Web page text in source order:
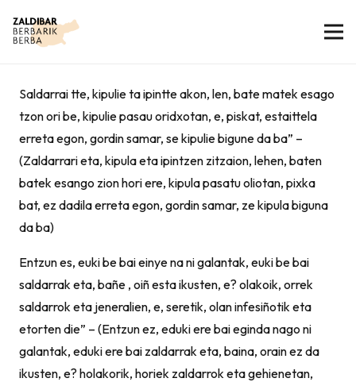
Saldarrai tte, kipulie ta ipintte akon, len, bate matek esago
tzon ori be, kipulie pasau oridxotan, e, piskat, estaittela
erreta egon, gordin samar, se kipulie bigune da ba” –
(Zaldarrari eta, kipula eta ipintzen zitzaion, lehen, baten
batek esango zion hori ere, kipula pasatu oliotan, pixka
bat, ez dadila erreta egon, gordin samar, ze kipula biguna
da ba)
Entzun es, euki be bai einye na ni galantak, euki be bai
saldarrak eta, bañe , oiñ esta ikusten, e? olakoik, orrek
saldarrok eta jeneralien, e, seretik, olan infesiñotik eta
etorten die” – (Entzun ez, eduki ere bai eginda nago ni
galantak, eduki ere bai zaldarrak eta, baina, orain ez da
ikusten, e? holakorik, horiek zaldarrok eta gehienetan,